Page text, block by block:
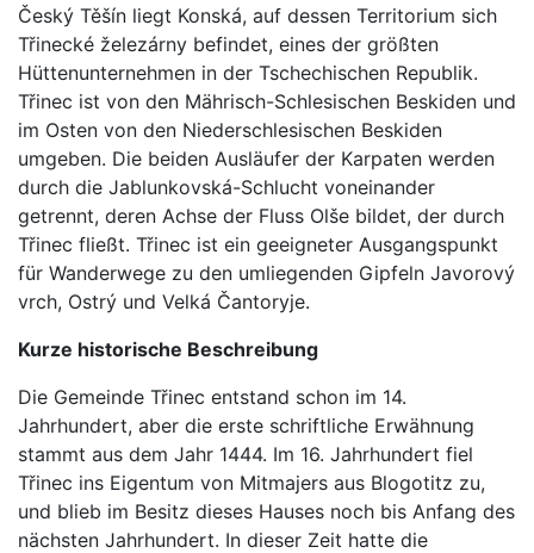
Český Těšín liegt Konská, auf dessen Territorium sich
Třinecké železárny befindet, eines der größten
Hüttenunternehmen in der Tschechischen Republik.
Třinec ist von den Mährisch-Schlesischen Beskiden und
im Osten von den Niederschlesischen Beskiden
umgeben. Die beiden Ausläufer der Karpaten werden
durch die Jablunkovská-Schlucht voneinander
getrennt, deren Achse der Fluss Olše bildet, der durch
Třinec fließt. Třinec ist ein geeigneter Ausgangspunkt
für Wanderwege zu den umliegenden Gipfeln Javorový
vrch, Ostrý und Velká Čantoryje.
Kurze historische Beschreibung
Die Gemeinde Třinec entstand schon im 14.
Jahrhundert, aber die erste schriftliche Erwähnung
stammt aus dem Jahr 1444. Im 16. Jahrhundert fiel
Třinec ins Eigentum von Mitmajers aus Blogotitz zu,
und blieb im Besitz dieses Hauses noch bis Anfang des
nächsten Jahrhundert. In dieser Zeit hatte die